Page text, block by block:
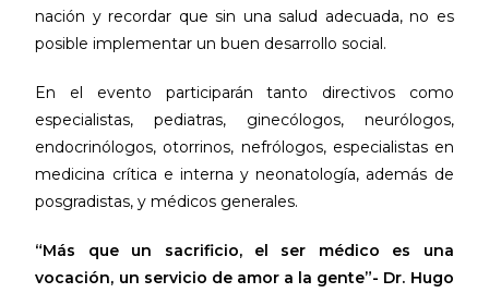
nación y recordar que sin una salud adecuada, no es
posible implementar un buen desarrollo social.
En el evento participarán tanto directivos como
especialistas, pediatras, ginecólogos, neurólogos,
endocrinólogos, otorrinos, nefrólogos, especialistas en
medicina crítica e interna y neonatología, además de
posgradistas, y médicos generales.
“Más que un sacrificio, el ser médico es una
vocación, un servicio de amor a la gente”- Dr. Hugo